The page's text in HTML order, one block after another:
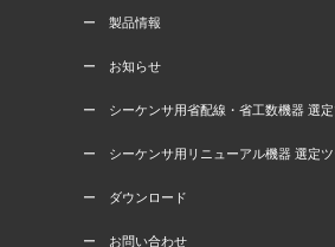
ー 製品情報
ー お知らせ
ー シーケンサ用省配線・省工数機器 選
ー シーケンサ用リニューアル機器 選定
ー ダウンロード
ー お問い合わせ